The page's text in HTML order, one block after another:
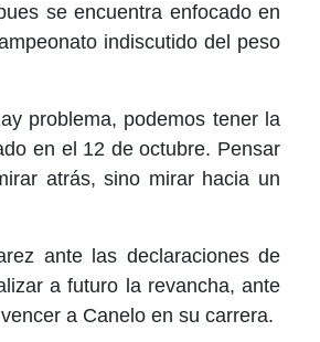
se encuentra enfocado en
indiscutido del peso
problema, podemos tener la
en el 12 de octubre. Pensar
atrás, sino mirar hacia un
ante las declaraciones de
a futuro la revancha, ante
a Canelo en su carrera.